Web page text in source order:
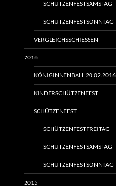
SCHÜTZENFESTSAMSTAG
SCHÜTZENFESTSONNTAG
VERGLEICHSSCHIESSEN
2016
KÖNIGINNENBALL 20.02.2016
KINDERSCHÜTZENFEST
SCHÜTZENFEST
SCHÜTZENFESTFREITAG
SCHÜTZENFESTSAMSTAG
SCHÜTZENFESTSONNTAG
2015